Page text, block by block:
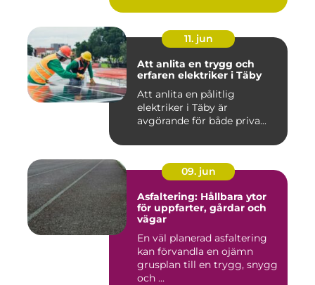
11. jun
Att anlita en trygg och
erfaren elektriker i Täby
Att anlita en pålitlig
elektriker i Täby är
avgörande för både priva...
09. jun
Asfaltering: Hållbara ytor
för uppfarter, gårdar och
vägar
En väl planerad asfaltering
kan förvandla en ojämn
grusplan till en trygg, snygg
och ...